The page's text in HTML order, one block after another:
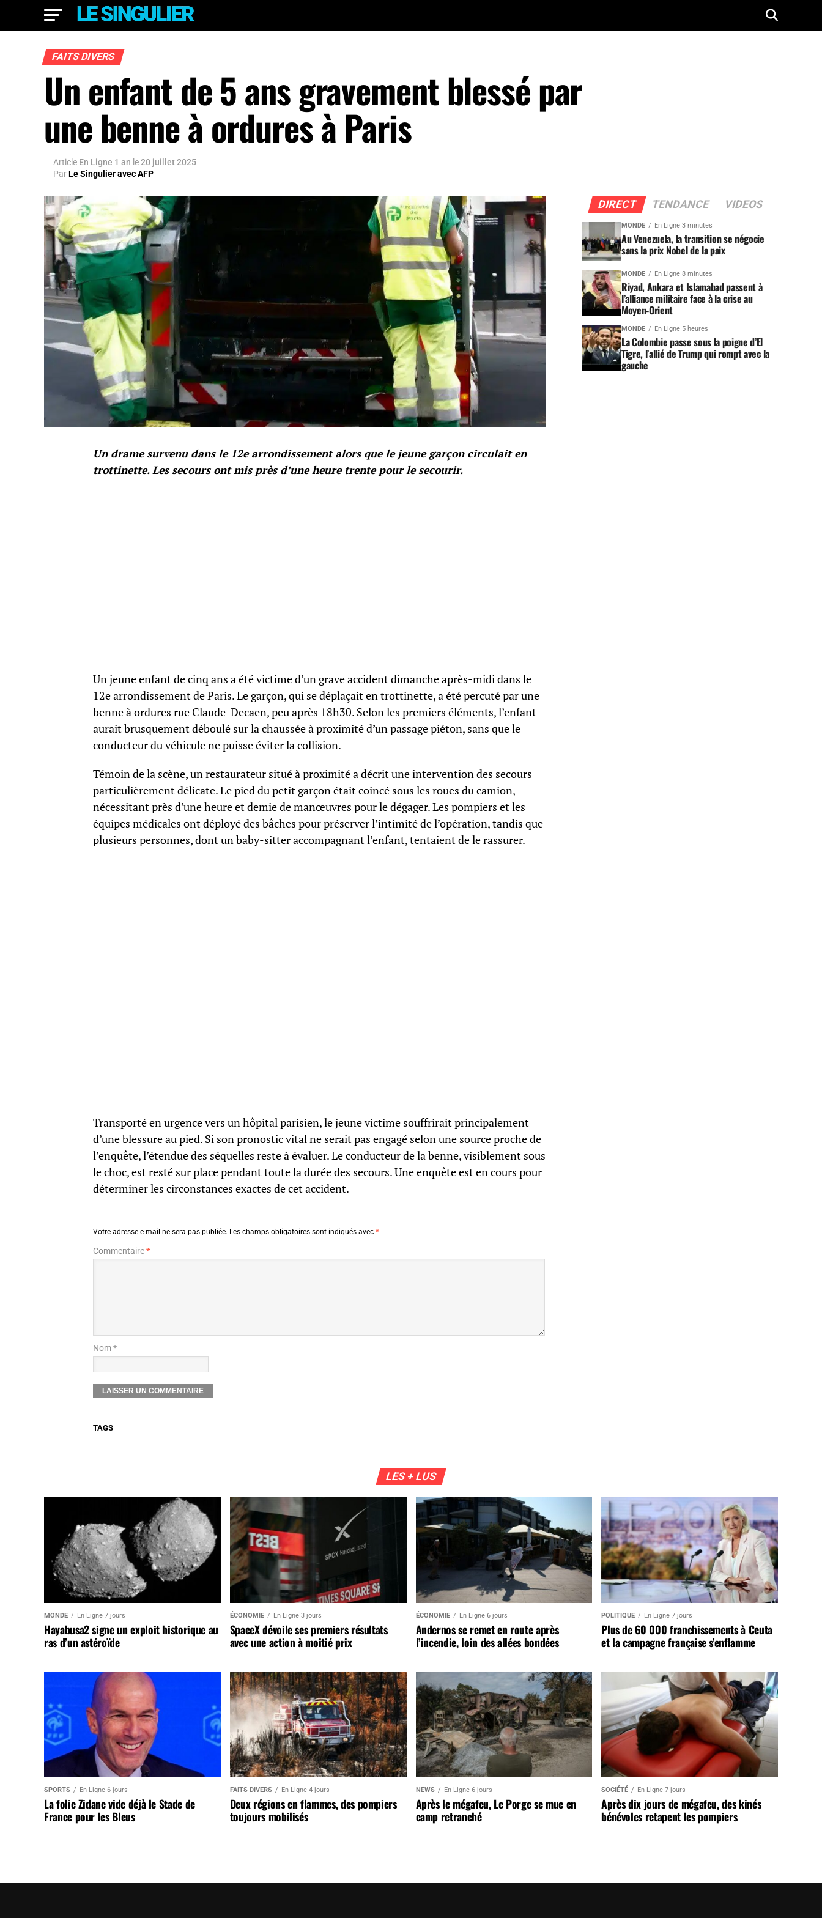
FAITS DIVERS
Un enfant de 5 ans gravement blessé par
une benne à ordures à Paris
Article En Ligne 1 an le20 juillet 2025
ParLe Singulier avec AFP
Un drame survenu dans le 12e arrondissement alors que le jeune garçon circulait en
trottinette. Les secours ont mis près d’une heure trente pour le secourir.
Un jeune enfant de cinq ans a été victime d’un grave accident dimanche après-midi dans le
12e arrondissement de Paris. Le garçon, qui se déplaçait en trottinette, a été percuté par une
benne à ordures rue Claude-Decaen, peu après 18h30. Selon les premiers éléments, l’enfant
aurait brusquement déboulé sur la chaussée à proximité d’un passage piéton, sans que le
conducteur du véhicule ne puisse éviter la collision.
Témoin de la scène, un restaurateur situé à proximité a décrit une intervention des secours
particulièrement délicate. Le pied du petit garçon était coincé sous les roues du camion,
nécessitant près d’une heure et demie de manœuvres pour le dégager. Les pompiers et les
équipes médicales ont déployé des bâches pour préserver l’intimité de l’opération, tandis que
plusieurs personnes, dont un baby-sitter accompagnant l’enfant, tentaient de le rassurer.
Transporté en urgence vers un hôpital parisien, le jeune victime souffrirait principalement
d’une blessure au pied. Si son pronostic vital ne serait pas engagé selon une source proche de
l’enquête, l’étendue des séquelles reste à évaluer. Le conducteur de la benne, visiblement sous
le choc, est resté sur place pendant toute la durée des secours. Une enquête est en cours pour
déterminer les circonstances exactes de cet accident.
Votre adresse e-mail ne sera pas publiée. Les champs obligatoires sont indiqués avec *
Commentaire*
Nom *
TAGS
DIRECT TENDANCE VIDEOS
MONDE En Ligne 3 minutes
Au Venezuela, la transition se négocie
sans la prix Nobel de la paix
MONDE En Ligne 8 minutes
Riyad, Ankara et Islamabad passent à
l’alliance militaire face à la crise au
Moyen-Orient
MONDE En Ligne 5 heures
La Colombie passe sous la poigne d’El
Tigre, l’allié de Trump qui rompt avec la
gauche
LES + LUS
MONDE En Ligne 7 jours
Hayabusa2 signe un exploit historique au
ras d’un astéroïde
ÉCONOMIE En Ligne 3 jours
SpaceX dévoile ses premiers résultats
avec une action à moitié prix
ÉCONOMIE En Ligne 6 jours
Andernos se remet en route après
l’incendie, loin des allées bondées
POLITIQUE En Ligne 7 jours
Plus de 60 000 franchissements à Ceuta
et la campagne française s’enflamme
SPORTS En Ligne 6 jours
La folie Zidane vide déjà le Stade de
France pour les Bleus
FAITS DIVERS En Ligne 4 jours
Deux régions en flammes, des pompiers
toujours mobilisés
NEWS En Ligne 6 jours
Après le mégafeu, Le Porge se mue en
camp retranché
SOCIÉTÉ En Ligne 7 jours
Après dix jours de mégafeu, des kinés
bénévoles retapent les pompiers